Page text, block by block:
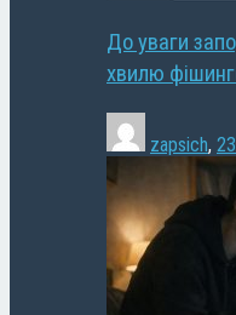
До уваги
хвилю
zapsich,